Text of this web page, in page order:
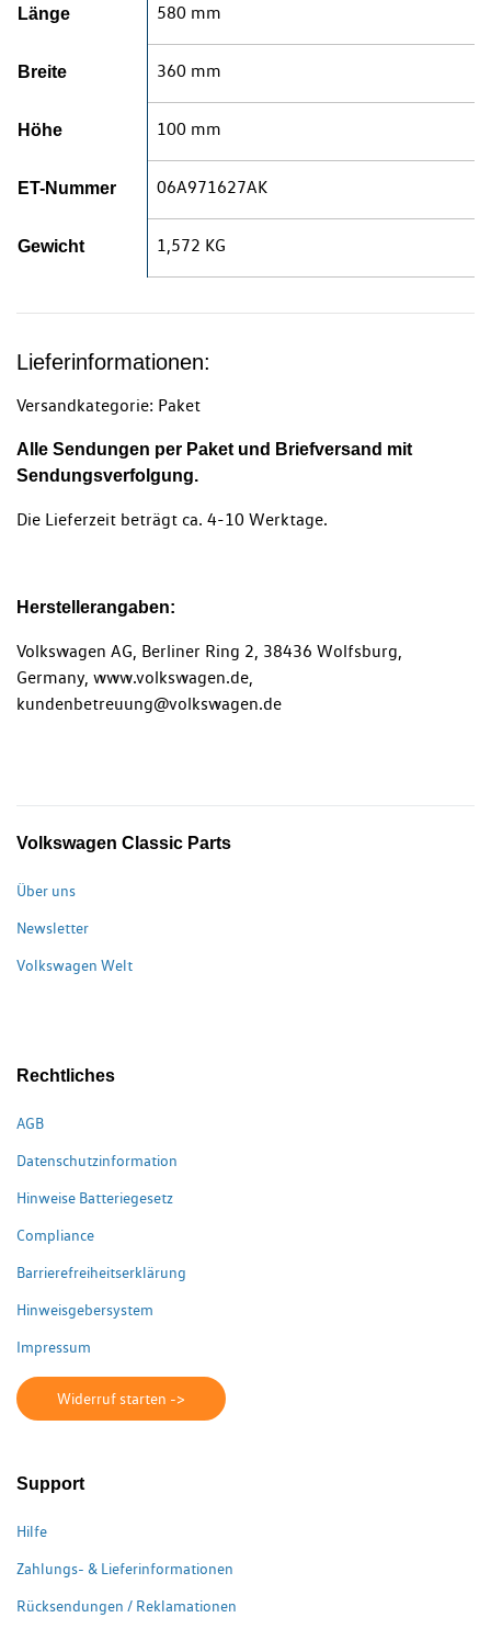
Länge 580 mm
Breite 360 mm
Höhe 100 mm
ET-Nummer 06A971627AK
Gewicht 1,572 KG
Lieferinformationen:
Versandkategorie: Paket
Alle Sendungen per Paket und Briefversand mit
Sendungsverfolgung.
Die Lieferzeit beträgt ca. 4-10 Werktage.
Herstellerangaben:
Volkswagen AG, Berliner Ring 2, 38436 Wolfsburg,
Germany, www.volkswagen.de,
kundenbetreuung@volkswagen.de
Volkswagen Classic Parts
Über uns
Newsletter
Volkswagen Welt
Rechtliches
AGB
Datenschutzinformation
Hinweise Batteriegesetz
Compliance
Barrierefreiheitserklärung
Hinweisgebersystem
Impressum
Widerruf starten ->
Support
Hilfe
Zahlungs- & Lieferinformationen
Rücksendungen / Reklamationen